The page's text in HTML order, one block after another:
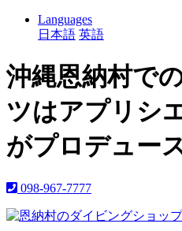
Languages
日本語 英語
沖縄恩納村で
ツはアプリシ
がプロデュー
098-967-7777